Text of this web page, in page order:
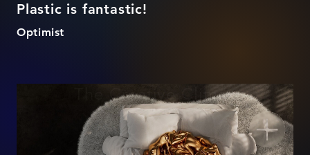
Plastic is fantastic!
Optimist
The Creative Climax